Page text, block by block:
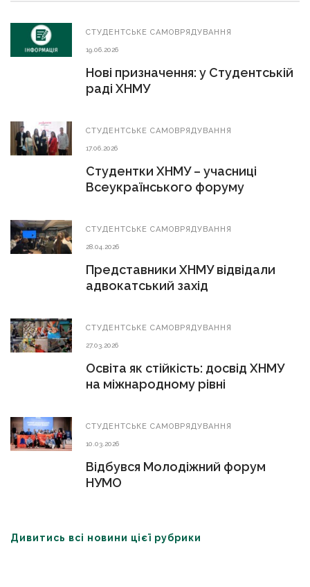
СТУДЕНТСЬКЕ САМОВРЯДУВАННЯ
19.06.2026
Нові призначення: у Студентській
раді ХНМУ
СТУДЕНТСЬКЕ САМОВРЯДУВАННЯ
17.06.2026
Студентки ХНМУ – учасниці
Всеукраїнського форуму
СТУДЕНТСЬКЕ САМОВРЯДУВАННЯ
28.04.2026
Представники ХНМУ відвідали
адвокатський захід
СТУДЕНТСЬКЕ САМОВРЯДУВАННЯ
27.03.2026
Освіта як стійкість: досвід ХНМУ
на міжнародному рівні
СТУДЕНТСЬКЕ САМОВРЯДУВАННЯ
10.03.2026
Відбувся Молодіжний форум
НУМО
Дивитись всі новини цієї рубрики